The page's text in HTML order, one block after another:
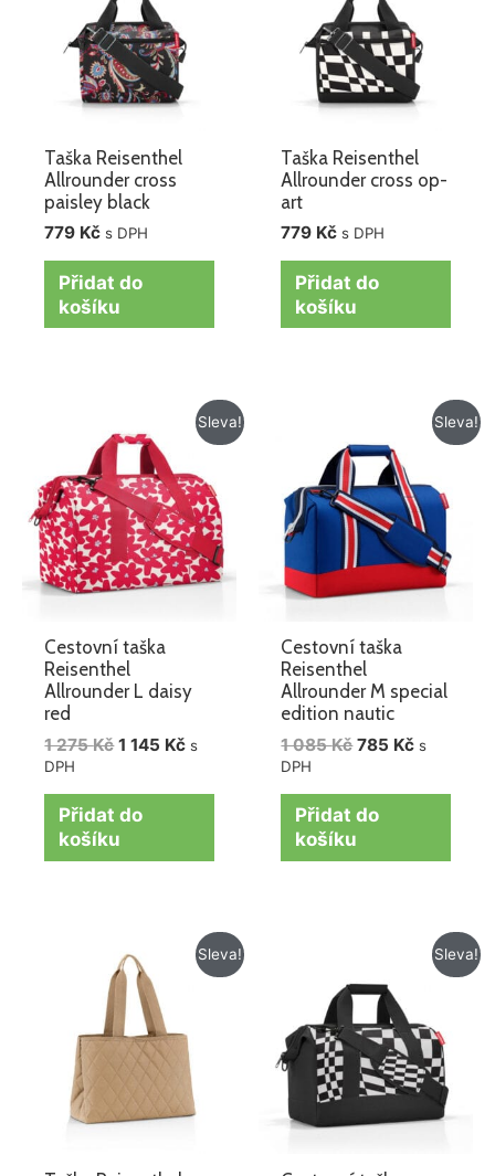
Taška Reisenthel
Allrounder cross
paisley black
779 Kč s DPH
Přidat do
košíku
Taška Reisenthel
Allrounder cross op-
art
779 Kč s DPH
Přidat do
košíku
Sleva!
Cestovní taška
Reisenthel
Allrounder L daisy
red
1 275Kč
cena
byla:
1
275 Kč.
1 145 Kč
Aktuální
cena
1
145 Kč.
s
DPH
Přidat do
košíku
Sleva!
Cestovní taška
Reisenthel
Allrounder M special
edition nautic
1 085Kč
byla:
085 Kč.
785 Kč
Aktuální
cena
785 Kč.
s
DPH
Přidat do
košíku
Sleva!
Původní
cena
byla:
195 Kč.
Aktuální
cena
Sleva!
byla:
025 Kč.
Aktuální
cena